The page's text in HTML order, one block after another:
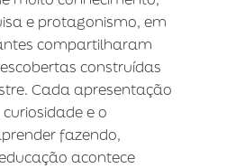
e protagonismo, em
compartilharam
construídas
Cada apresentação
e o
fazendo,
acontece